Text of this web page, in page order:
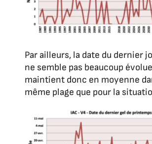
Par ailleurs, la date du dernier
ne semble pas beaucoup
maintient donc en moyenne
même plage que pour la